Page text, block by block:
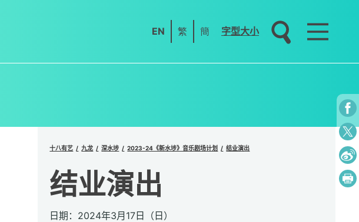
EN 繁 簡 字型大小
十八有艺 九龙 深水埗 2023-24《新水埗》音乐剧场计划 结业演出
结业演出
日期：2024年3月17日（日）